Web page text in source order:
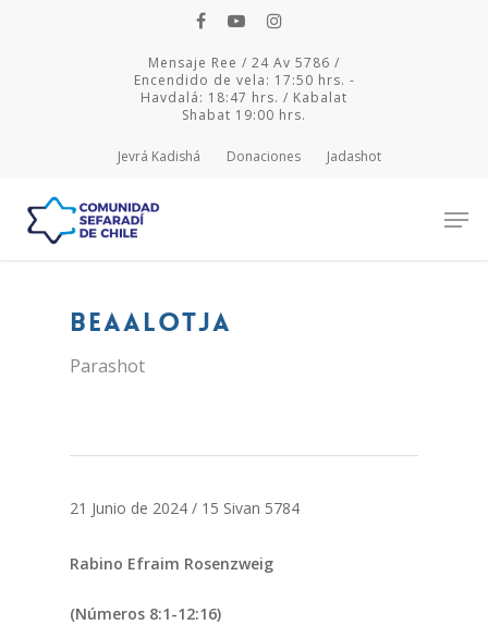
Mensaje Ree / 24 Av 5786 /
Encendido de vela: 17:50 hrs. -
Havdalá: 18:47 hrs. / Kabalat
Shabat 19:00 hrs.
Jevrá Kadishá Donaciones Jadashot
Hit enter to search or ESC to close
Beaalotja
Parashot
21 Junio de 2024 / 15 Sivan 5784
Rabino Efraim Rosenzweig
(Números 8:1-12:16)